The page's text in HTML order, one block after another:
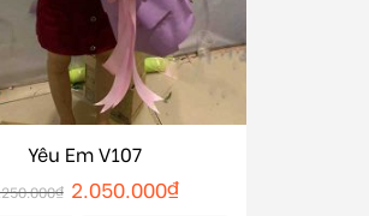
Yêu Em V107
₫ 2.050.000₫